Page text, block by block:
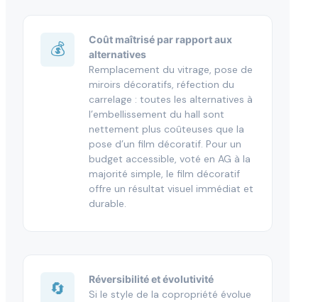
💰
Coût maîtrisé par rapport aux
alternatives
Remplacement du vitrage, pose de
miroirs décoratifs, réfection du
carrelage : toutes les alternatives à
l’embellissement du hall sont
nettement plus coûteuses que la
pose d’un film décoratif. Pour un
budget accessible, voté en AG à la
majorité simple, le film décoratif
offre un résultat visuel immédiat et
durable.
🔄
Réversibilité et évolutivité
Si le style de la copropriété évolue